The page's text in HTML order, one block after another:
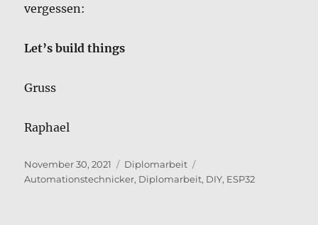
vergessen:
Let’s build things
Gruss
Raphael
Veröffentlicht
am
November 30, 2021 Kategorien
Diplomarbeit
Automationstechnicker, Diplomarbeit, DIY, ESP32